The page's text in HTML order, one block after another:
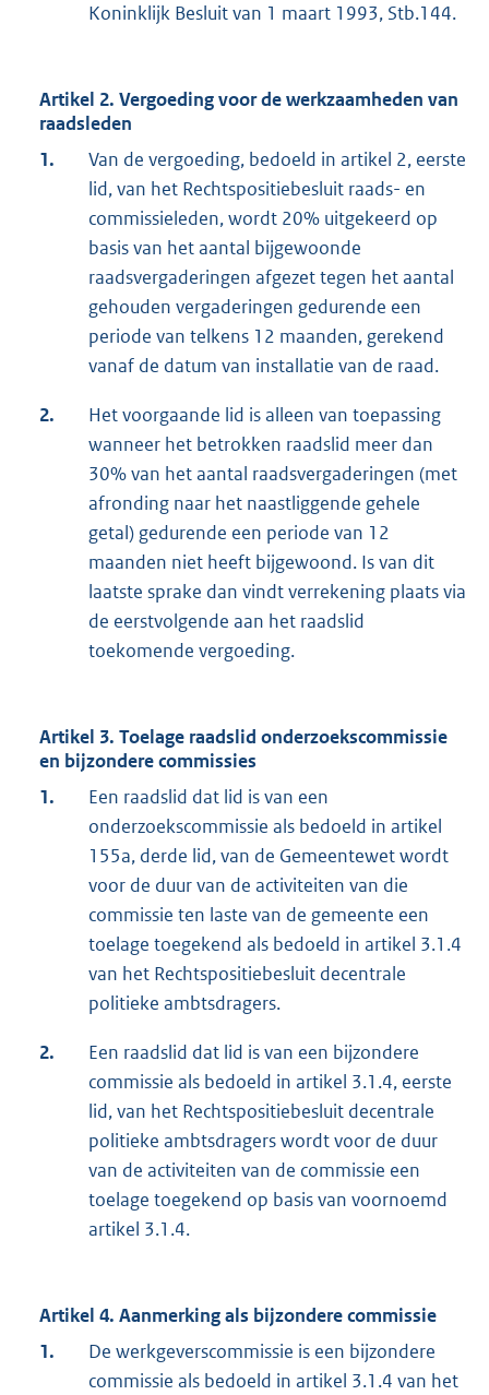
Koninklijk Besluit van 1 maart 1993, Stb.144.
Artikel 2. Vergoeding voor de werkzaamheden van
raadsleden
1.
Van de vergoeding, bedoeld in artikel 2, eerste
lid, van het Rechtspositiebesluit raads- en
commissieleden, wordt 20% uitgekeerd op
basis van het aantal bijgewoonde
raadsvergaderingen afgezet tegen het aantal
gehouden vergaderingen gedurende een
periode van telkens 12 maanden, gerekend
vanaf de datum van installatie van de raad.
2.
Het voorgaande lid is alleen van toepassing
wanneer het betrokken raadslid meer dan
30% van het aantal raadsvergaderingen (met
afronding naar het naastliggende gehele
getal) gedurende een periode van 12
maanden niet heeft bijgewoond. Is van dit
laatste sprake dan vindt verrekening plaats via
de eerstvolgende aan het raadslid
toekomende vergoeding.
Artikel 3. Toelage raadslid onderzoekscommissie
en bijzondere commissies
1.
Een raadslid dat lid is van een
onderzoekscommissie als bedoeld in artikel
155a, derde lid, van de Gemeentewet wordt
voor de duur van de activiteiten van die
commissie ten laste van de gemeente een
toelage toegekend als bedoeld in artikel 3.1.4
van het Rechtspositiebesluit decentrale
politieke ambtsdragers.
2.
Een raadslid dat lid is van een bijzondere
commissie als bedoeld in artikel 3.1.4, eerste
lid, van het Rechtspositiebesluit decentrale
politieke ambtsdragers wordt voor de duur
van de activiteiten van de commissie een
toelage toegekend op basis van voornoemd
artikel 3.1.4.
Artikel 4. Aanmerking als bijzondere commissie
1.
De werkgeverscommissie is een bijzondere
commissie als bedoeld in artikel 3.1.4 van het